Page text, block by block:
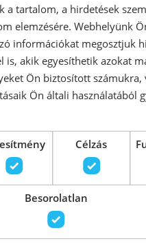
szett
(1900 Ft-
Fizetés
a tartalom, a hirdetések
elemzésére. Webhelyünk
információkat megosztjuk
is, akik egyesíthetik azokat
Ön biztosított számukra,
Ön általi használatából
Célzás
Besorolatlan